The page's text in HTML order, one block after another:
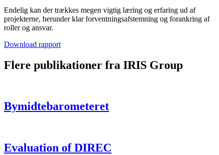
Endelig kan der trækkes megen vigtig læring og erfaring ud af
projekterne, herunder klar forventningsafstemning og forankring af
roller og ansvar.
Download rapport
Flere publikationer fra IRIS Group
Bymidtebarometeret
Evaluation of DIREC